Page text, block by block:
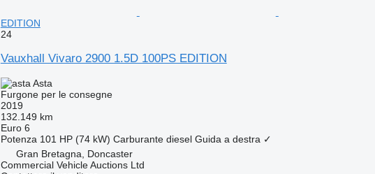
EDITION
24
Vauxhall Vivaro 2900 1.5D 100PS EDITION
Asta
Furgone per le consegne
2019
132.149 km
Euro 6
Potenza 101 HP (74 kW) Carburante diesel Guida a destra ✓
Gran Bretagna, Doncaster
Commercial Vehicle Auctions Ltd